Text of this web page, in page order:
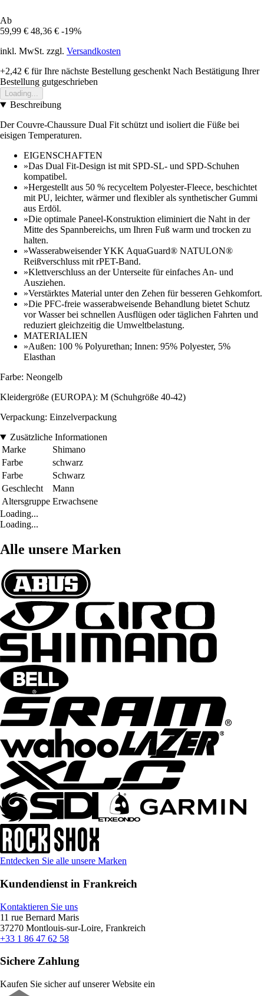
Ab
59,99 € 48,36 € -19%
inkl. MwSt. zzgl. Versandkosten
+2,42 € für Ihre nächste Bestellung geschenkt Nach Bestätigung Ihrer
Bestellung gutgeschrieben
Loading...
Beschreibung
Der Couvre-Chaussure Dual Fit schützt und isoliert die Füße bei
eisigen Temperaturen.
EIGENSCHAFTEN
»Das Dual Fit-Design ist mit SPD-SL- und SPD-Schuhen
kompatibel.
»Hergestellt aus 50 % recyceltem Polyester-Fleece, beschichtet
mit PU, leichter, wärmer und flexibler als synthetischer Gummi
aus Erdöl.
»Die optimale Paneel-Konstruktion eliminiert die Naht in der
Mitte des Spannbereichs, um Ihren Fuß warm und trocken zu
halten.
»Wasserabweisender YKK AquaGuard® NATULON®
Reißverschluss mit rPET-Band.
»Klettverschluss an der Unterseite für einfaches An- und
Ausziehen.
»Verstärktes Material unter den Zehen für besseren Gehkomfort.
»Die PFC-freie wasserabweisende Behandlung bietet Schutz
vor Wasser bei schnellen Ausflügen oder täglichen Fahrten und
reduziert gleichzeitig die Umweltbelastung.
MATERIALIEN
»Außen: 100 % Polyurethan; Innen: 95% Polyester, 5%
Elasthan
Farbe: Neongelb
Kleidergröße (EUROPA): M (Schuhgröße 40-42)
Verpackung: Einzelverpackung
Zusätzliche Informationen
Marke
Shimano
Farbe
schwarz
Farbe
Schwarz
Geschlecht
Mann
Altersgruppe Erwachsene
Loading...
Loading...
Alle unsere Marken
Entdecken Sie alle unsere Marken
Kundendienst in Frankreich
Kontaktieren Sie uns
11 rue Bernard Maris
37270 Montlouis-sur-Loire, Frankreich
+33 1 86 47 62 58
Sichere Zahlung
Kaufen Sie sicher auf unserer Website ein